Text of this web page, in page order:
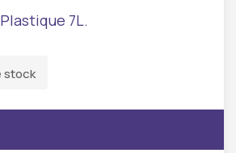
7L.
stock